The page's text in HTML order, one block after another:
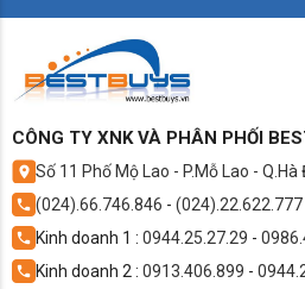
CÔNG TY XNK VÀ PHÂN PHỐI
Số 11 Phố Mộ Lao - P.Mỗ Lao - Q.Hà
(024).66.746.846 - (024).22.622.777
Kinh doanh 1 : 0944.25.27.29 -
Kinh doanh 2 : 0913.406.899 -